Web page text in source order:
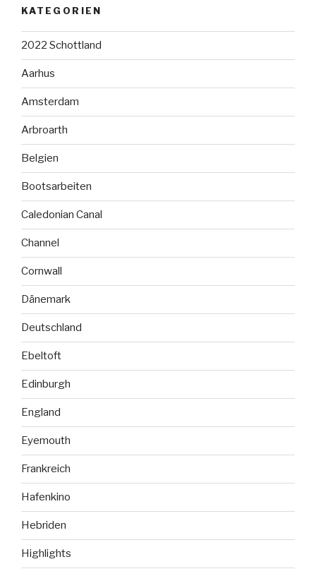
KATEGORIEN
2022 Schottland
Aarhus
Amsterdam
Arbroarth
Belgien
Bootsarbeiten
Caledonian Canal
Channel
Cornwall
Dänemark
Deutschland
Ebeltoft
Edinburgh
England
Eyemouth
Frankreich
Hafenkino
Hebriden
Highlights